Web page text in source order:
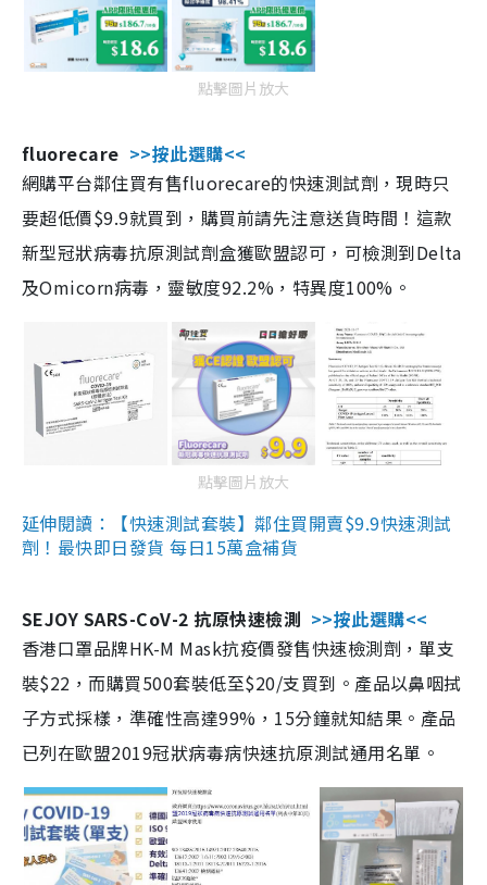
點擊圖片放大
fluorecare >>按此選購<<
網購平台鄰住買有售fluorecare的快速測試劑，現時只
要超低價$9.9就買到，購買前請先注意送貨時間！這款
新型冠狀病毒抗原測試劑盒獲歐盟認可，可檢測到Delta
及Omicorn病毒，靈敏度92.2%，特異度100%。
點擊圖片放大
延伸閱讀：【快速測試套裝】鄰住買開賣$9.9快速測試
劑！最快即日發貨 每日15萬盒補貨
SEJOY SARS-CoV-2 抗原快速檢測 >>按此選購<<
香港口罩品牌HK-M Mask抗疫價發售快速檢測劑，單支
裝$22，而購買500套裝低至$20/支買到。產品以鼻咽拭
子方式採樣，準確性高達99%，15分鐘就知結果。產品
已列在歐盟2019冠狀病毒病快速抗原測試通用名單。